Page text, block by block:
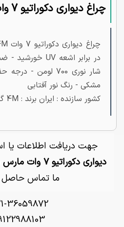
چراغ دیواری دکوراتیو 7 وات مارس
مشکی - رنگ نور آفتابی
کشور سازنده : ایران برند : 4M گارانتی : 2 سال
جهت دریافت اطلاعات یا
دیواری دکوراتیو 7 وات مارس
ما تماس حاصل
36059872